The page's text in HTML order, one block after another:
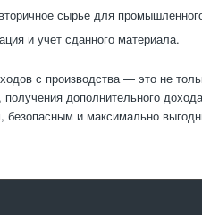
сырье для
и учет сданного материала.
с производства — это не
получения дополнительного
безопасным и максимально